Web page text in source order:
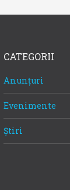
CATEGORII
Anunțuri
Evenimente
Știri